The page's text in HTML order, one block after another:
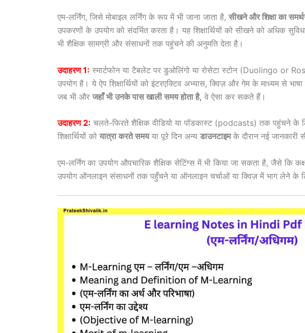
एम-लर्निंग, जिसे मोबाइल लर्निंग के रूप में भी जाना जाता है, सीखने और शिक्षा का
उपकरणों के उपयोग को संदर्भित करता है। यह शिक्षार्थियों को सीखने को अधिक
भी शैक्षिक सामग्री और संसाधनों तक पहुंचने की अनुमति देता है।
उदाहरण 1: स्मार्टफोन या टैबलेट पर डुओलिंगो या रोसेटा स्टोन (Duolingo or
उपयोग है। ये ऐप शिक्षार्थियों को इंटरएक्टिव अभ्यास, क्विज़ और गेम के माध्यम से
जब भी और जहाँ भी उनके पास खाली समय होता है, वे ऐसा कर सकते हैं।
उदाहरण 2: चलते-फिरते शैक्षिक वीडियो या पॉडकास्ट (podcasts) तक पहुंचने के
शिक्षार्थियों को यात्रा करते समयया पूरे दिन अन्य डाउनटाइमके दौरान नई जानकारी
एम-लर्निंग का उपयोग औपचारिक शैक्षिक सेटिंग्स में भी किया जा सकता है, जैसे कि
उपयोग ऑनलाइन संसाधनों तक पहुँचने या ऑनलाइन चर्चाओं या क्विज़ में भाग लेने के